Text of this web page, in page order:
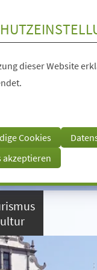
dieser Website
Cookies
akzeptieren